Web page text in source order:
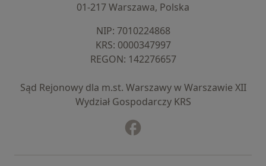
01-217 Warszawa, Polska
NIP: ⁠7010224868
KRS: ⁠0000347997
REGON: ⁠142276657
Sąd Rejonowy dla m.st. Warszawy w Warszawie XII
Wydział Gospodarczy KRS